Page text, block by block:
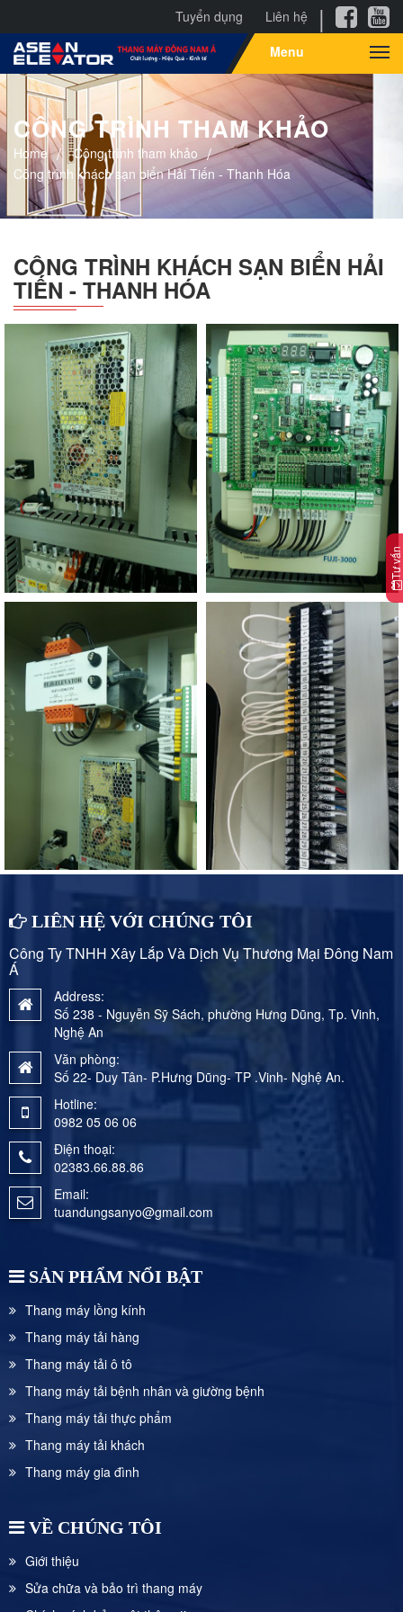
Tuyển dụng Liên hệ |
Menu
CÔNG TRÌNH THAM KHẢO
Home
Công trình tham khảo
Công trình khách sạn biển Hải Tiến - Thanh Hóa
CÔNG TRÌNH KHÁCH SẠN BIỂN HẢI
TIẾN - THANH HÓA
LIÊN HỆ VỚI CHÚNG TÔI
Công Ty TNHH Xây Lắp Và Dịch Vụ Thương Mại Đông Nam
Á
Address:
Số 238 - Nguyễn Sỹ Sách, phường Hưng Dũng, Tp. Vinh,
Nghệ An
Văn phòng:
Số 22- Duy Tân- P.Hưng Dũng- TP .Vinh- Nghệ An.
Hotline:
0982 05 06 06
Điện thoại:
02383.66.88.86
Email:
tuandungsanyo@gmail.com
SẢN PHẨM NỔI BẬT
Thang máy lồng kính
Thang máy tải hàng
Thang máy tải ô tô
Thang máy tải bệnh nhân và giường bệnh
Thang máy tải thực phẩm
Thang máy tải khách
Thang máy gia đình
VỀ CHÚNG TÔI
Giới thiệu
Sửa chữa và bảo trì thang máy
Tư vấn